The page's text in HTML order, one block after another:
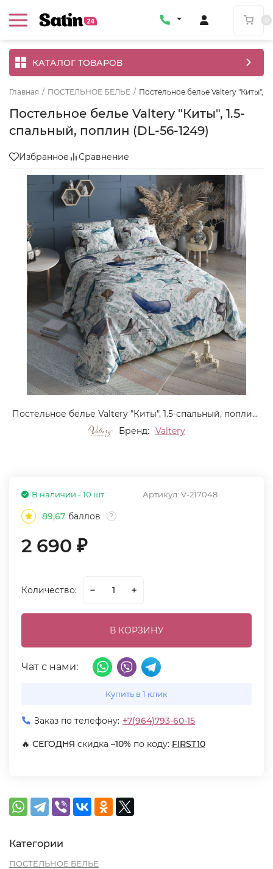
КАТАЛОГ ТОВАРОВ
Главная / ПОСТЕЛЬНОЕ БЕЛЬЕ / Постельное белье Valtery "Киты",
Постельное белье Valtery "Киты", 1.5-
спальный, поплин (DL-56-1249)
Избранное Сравнение
Постельное белье Valtery "Киты", 1.5-спальный, поплин (DL-56-1249)
Бренд:
Valtery
Артикул: V-217048
В наличии - 10 шт
89,67 баллов ?
2 690 ₽
Количество:
В КОРЗИНУ
Чат с нами:
Купить в 1 клик
Заказ по телефону: +7(964)793-60-15
🔥 СЕГОДНЯ скидка –10% по коду: FIRST10
Категории
ПОСТЕЛЬНОЕ БЕЛЬЕ